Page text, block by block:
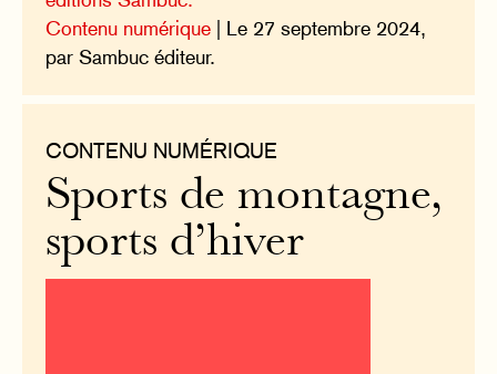
Contenu numérique | Le 27 septembre 2024,
par Sambuc éditeur.
CONTENU NUMÉRIQUE
Sports de montagne,
sports d’hiver